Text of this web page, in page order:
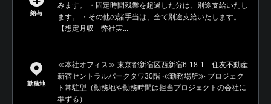
給与
みます。 ・固定時間残業を超過した分は、別途支給いたし
ます。 ・その他の諸手当は、全て別途支給いたします。
【想定月収 弊社実...
勤務地
≪本社オフィス≫ 東京都新宿区西新宿6-18-1 住友不動産
新宿セントラルパークタワ30階 ≪勤務場所≫ プロジェク
ト常駐型（勤務地や勤務時間は担当プロジェクトの会社に
準ずる）